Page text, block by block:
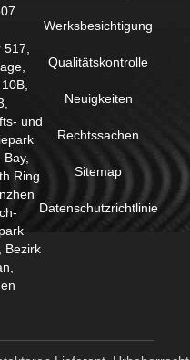
und
Ring
Bezirk
Werksbesichtigung
Qualitätskontrolle
Neuigkeiten
Rechtssachen
Sitemap
Datenschutzrichtlinie